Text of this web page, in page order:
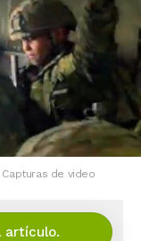
de video
artículo.